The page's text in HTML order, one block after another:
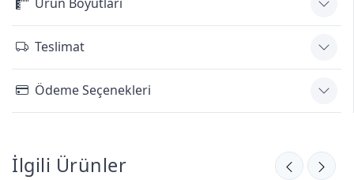
Teslimat
Ödeme Seçenekleri
İlgili Ürünler